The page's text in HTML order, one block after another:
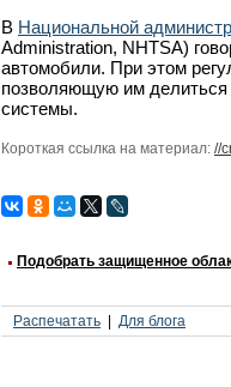
В Национальной
Administration, NHTSA)
автомобили. При этом
позволяющую им
системы.
Короткая ссылка на материал: //
Подобрать защищенное
Распечатать Для блога